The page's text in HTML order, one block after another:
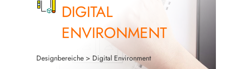
DIGITAL
ENVIRONMENT
Designbereiche > Digital Environment